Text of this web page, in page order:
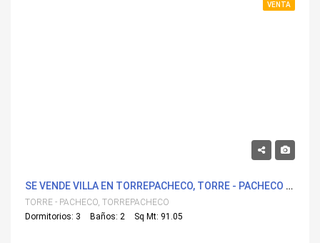
VENTA
SE VENDE VILLA EN TORREPACHECO, TORRE - PACHECO CON PISCINA
TORRE - PACHECO, TORREPACHECO
Dormitorios: 3
Baños: 2 Sq Mt: 91.05